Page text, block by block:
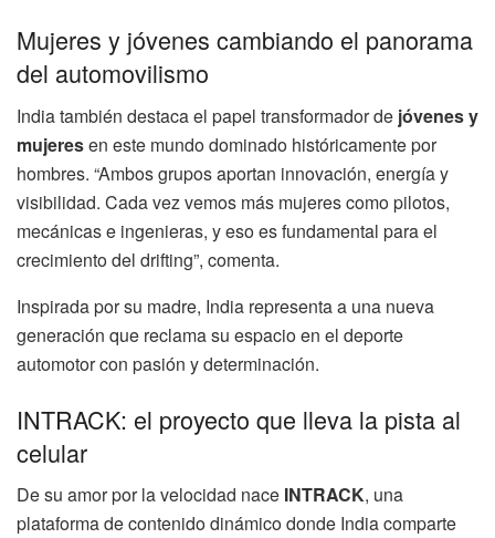
Mujeres y jóvenes cambiando el panorama
del automovilismo
India también destaca el papel transformador de jóvenes y
mujeresen este mundo dominado históricamente por
hombres. “Ambos grupos aportan innovación, energía y
visibilidad. Cada vez vemos más mujeres como pilotos,
mecánicas e ingenieras, y eso es fundamental para el
crecimiento del drifting”, comenta.
Inspirada por su madre, India representa a una nueva
generación que reclama su espacio en el deporte
automotor con pasión y determinación.
INTRACK: el proyecto que lleva la pista al
celular
De su amor por la velocidad nace INTRACK, una
plataforma de contenido dinámico donde India comparte